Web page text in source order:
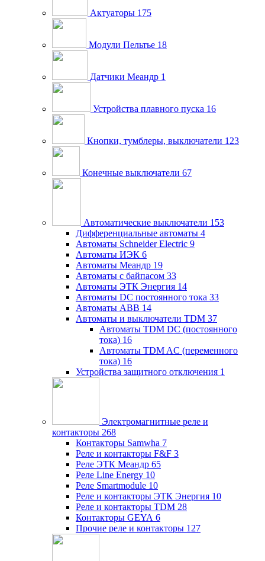
Актуаторы 175
Модули Пельтье 18
Датчики Меандр 1
Устройства плавного пуска 16
Кнопки, тумблеры, выключатели 123
Конечные выключатели 67
Автоматические выключатели 153
Дифференциальные автоматы 4
Автоматы Schneider Electric 9
Автоматы ИЭК 6
Автоматы Меандр 19
Автоматы с байпасом 33
Автоматы ЭТК Энергия 14
Автоматы DC постоянного тока 33
Автоматы ABB 14
Автоматы и выключатели TDM 37
Автоматы TDM DC (постоянного
тока) 16
Автоматы TDM AC (переменного
тока) 16
Устройства защитного отключения 1
Электромагнитные реле и
контакторы 268
Контакторы Samwha 7
Реле и контакторы F&F 3
Реле ЭТК Меандр 65
Реле Line Energy 10
Реле Smartmodule 10
Реле и контакторы ЭТК Энергия 10
Реле и контакторы TDM 28
Контакторы GEYA 6
Прочие реле и контакторы 127